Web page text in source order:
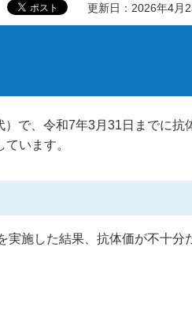
更新日：2026年4月
で、令和7年3月31日までに抗
います。
実施した結果、抗体価が不十分